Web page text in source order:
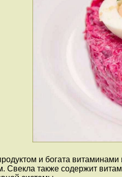
и богата
Свекла также содержит